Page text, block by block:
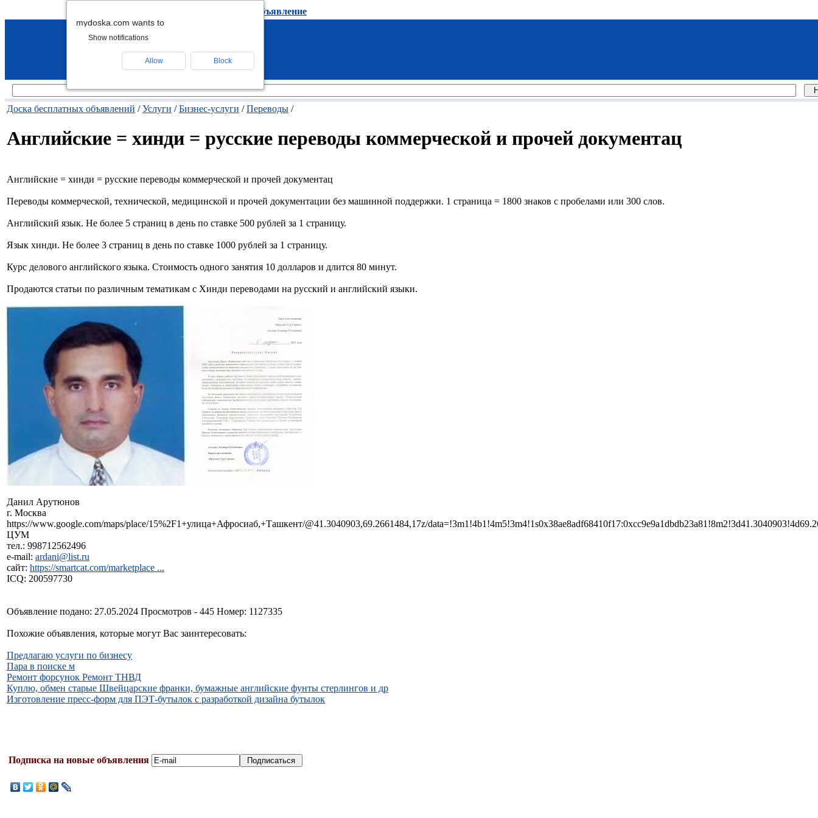
удалить объявление
Доска бесплатных объявлений /Услуги /Бизнес-услуги /Переводы /
Английские = хинди = русские переводы коммерческой и прочей документац
Английские = хинди = русские переводы коммерческой и прочей документац
Переводы коммерческой, технической, медицинской и прочей документации без машинной поддержки. 1 страница = 1800 знаков с пробелами или 300 слов.
Английский язык. Не более 5 страниц в день по ставке 500 рублей за 1 страницу.
Язык хинди. Не более 3 страниц в день по ставке 1000 рублей за 1 страницу.
Курс делового английского языка. Стоимость одного занятия 10 долларов и длится 80 минут.
Продаются статьи по различным тематикам с Хинди переводами на русский и английский языки.
Данил Арутюнов
г. Москва
https://www.google.com/maps/place/15%2F1+улица+Афросиаб,+Ташкент/@41.3040903,69.2661484,17z/
ЦУМ
тел.: 998712562496
e-mail: ardani@list.ru
сайт: https://smartcat.com/marketplace ...
ICQ: 200597730
Объявление подано: 27.05.2024 Просмотров - 445 Номер: 1127335
Похожие объявления, которые могут Вас заинтересовать:
Предлагаю услуги по бизнесу
Пара в поиске м
Ремонт форсунок Ремонт ТНВД
Куплю, обмен старые Швейцарские франки, бумажные английские фунты стерлингов и др
Изготовление пресс-форм для ПЭТ-бутылок с разработкой дизайна бутылок
Подписка на новые объявления
mydoska.com wants to
Show notifications
Allow Block